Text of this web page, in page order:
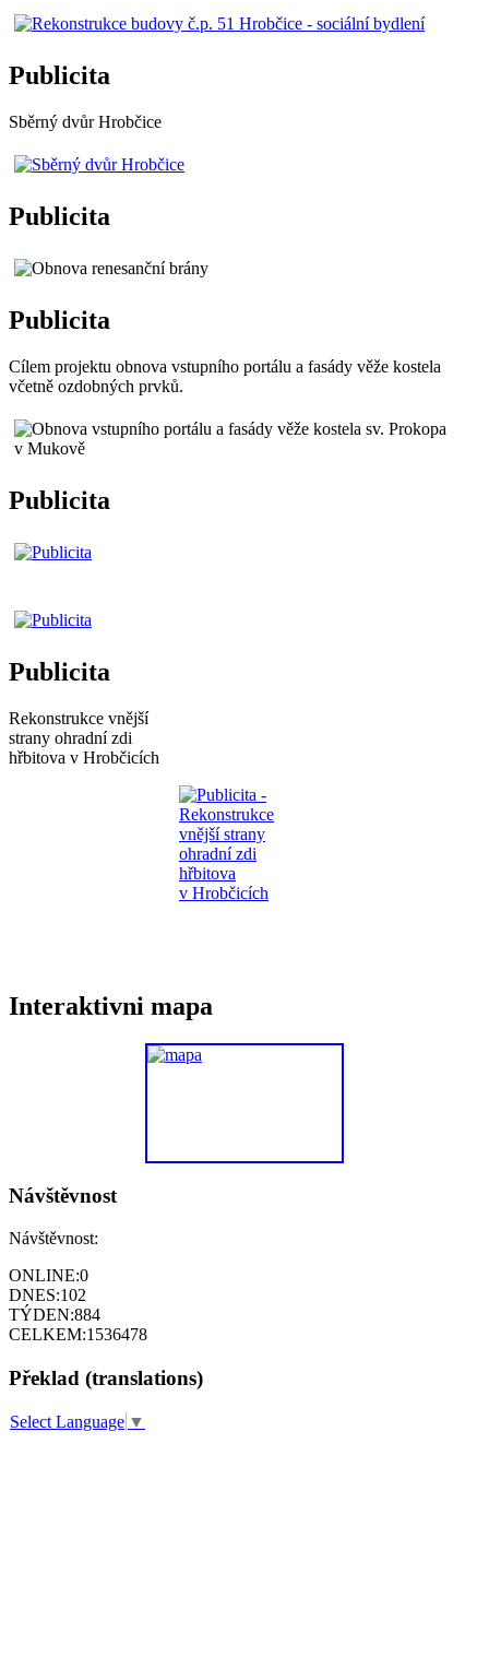
Publicita
Sběrný dvůr Hrobčice
Publicita
Publicita
Cílem projektu obnova vstupního portálu a fasády věže kostela
včetně ozdobných prvků.
Publicita
Publicita
Rekonstrukce vnější
strany ohradní zdi
hřbitova v Hrobčicích
Interaktivni mapa
Návštěvnost
Návštěvnost:
ONLINE:0
DNES:102
TÝDEN:884
CELKEM:1536478
Překlad (translations)
Select Language ▼